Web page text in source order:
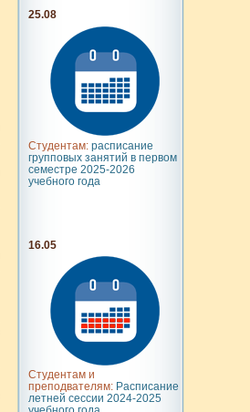
25.08
Студентам: расписание
групповых занятий в первом
семестре 2025-2026
учебного года
16.05
Студентам и
преподвателям: Расписание
летней сессии 2024-2025